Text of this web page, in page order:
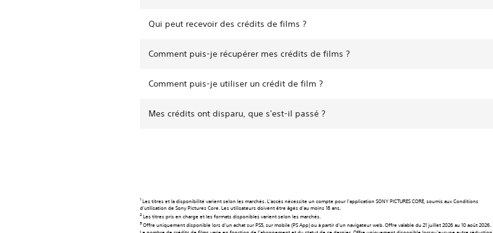
Qui peut recevoir des crédits de films ?
Comment puis-je récupérer mes crédits de films ?
Comment puis-je utiliser un crédit de film ?
Mes crédits ont disparu, que s'est-il passé ?
1 Les titres et la disponibilité varient selon les marchés. L'accès nécessite un compte pour l'application SONY PICTURES CORE, soumis aux Conditions
d'utilisation de Sony Pictures Core. Les utilisateurs doivent être âgés d'au moins 18 ans.
2 Les titres pris en charge et les formats disponibles varient selon les marchés.
3 Offre uniquement disponible lors d'un achat sur PS5, sur mobile (PS App) ou à partir d'un navigateur web. Offre valable du 21 juillet 2026 au 10 août 2026.